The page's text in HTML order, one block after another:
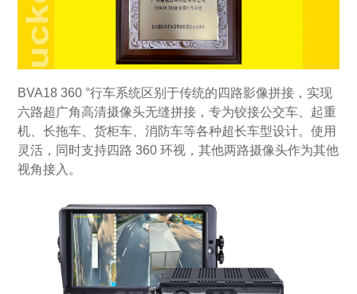
BVA18 360 °行车系统区别于传统的四路影像拼接，实现
六路超广角高清摄像头无缝拼接，专为铰接公交车、起重
机、长拖车、货柜车、消防车等各种超长车型设计。使用
灵活，同时支持四路 360 环视，其他两路摄像头作为其他
视角接入。